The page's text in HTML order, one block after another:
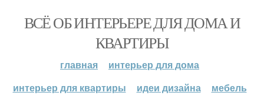
ВСЁ ОБ ИНТЕРЬЕРЕ ДЛЯ ДОМА И
КВАРТИРЫ
главная
интерьер для дома
интерьер для квартиры
идеи дизайна мебель